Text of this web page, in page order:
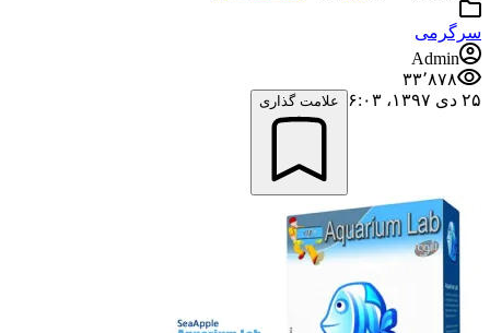
سرگرمی
Admin
۳۳٬۸۷۸
۲۵ دی ۱۳۹۷،‏ ۶:۰۳
علامت گذاری